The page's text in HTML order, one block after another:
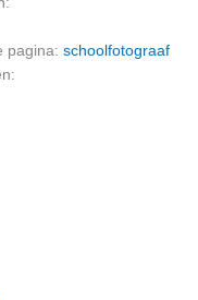
pagina: schoolfotograaf